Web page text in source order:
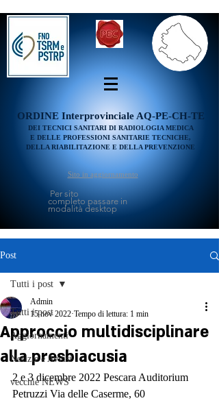
ORDINE Interprovinciale AQ-PE-CH-TE
DEI TECNICI SANITARI DI RADIOLOGIA MEDICA
E DELLE PROFESSIONI SANITARIE TECNICHE,
DELLA RIABILITAZIONE E DELLA PREVENZIONE
Sito in aggiornamento
Per sito
completo passare in
modalità desktop
Post
Tutti i post
Aggiornamenti
Notizie e Avvisi
vecchie NEWS
Tutti i post
Approccio multidisciplinare
alla presbiacusia
Admin
15 nov 2022 Tempo di lettura: 1 min
2 e 3 dicembre 2022 Pescara Auditorium
Petruzzi Via delle Caserme, 60